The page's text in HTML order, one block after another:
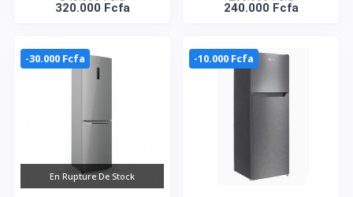
NET -DISTRIBUTEUR
450N1WDS
320.000 Fcfa
2C320N-02 Portes/
Certificate/
240.000 Fcfa
-30.000 Fcfa
En Rupture De Stock
-10.000 Fcfa